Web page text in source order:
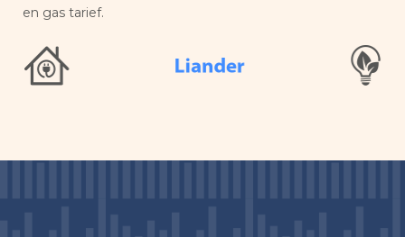
en gas tarief.